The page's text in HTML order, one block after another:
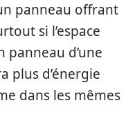
panneau offrant
si l’espace
panneau d’une
plus d’énergie
dans les mêmes